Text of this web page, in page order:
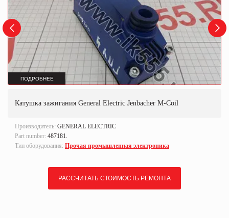
ПОДРОБНЕЕ
Катушка зажигания General Electric Jenbacher M-Coil
Производитель: GENERAL ELECTRIC
Part number: 487181.
Тип оборудования: Прочая промышленная электроника
РАССЧИТАТЬ СТОИМОСТЬ РЕМОНТА